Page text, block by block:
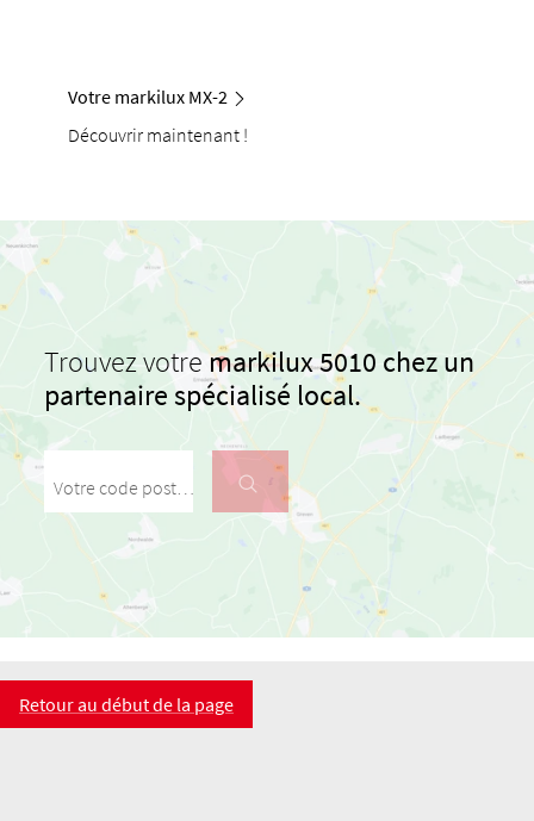
Votre markilux MX-2
Découvrir maintenant !
Trouvez votremarkilux 5010 chez un
partenaire spécialisé local.
Votre code postal / votre ville
Retour au début de la page